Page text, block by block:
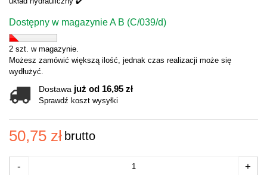
Dostępny w magazynie A B (C/039/d)
2 szt. w magazynie.
Możesz zamówić większą ilość, jednak czas realizacji może się
wydłużyć.
Dostawa już od 16,95 zł
Sprawdź koszt wysyłki
50,75 zł brutto
- +